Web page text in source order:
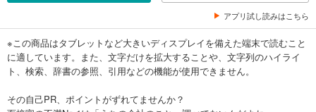
アプリ試し読みはこちら
※この商品はタブレットなど大きいディスプレイを備えた端末で読むこと
に適しています。また、文字だけを拡大することや、文字列のハイライ
ト、検索、辞書の参照、引用などの機能が使用できません。
その自己PR、ポイントがずれてませんか？